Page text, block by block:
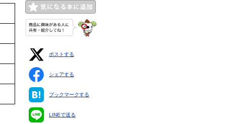
ポストする
シェアする
ブックマークする
LINEで送る